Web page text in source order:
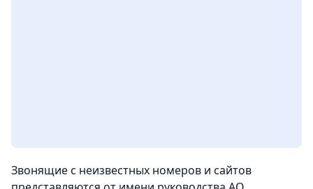
Звонящие с неизвестных номеров и сайтов